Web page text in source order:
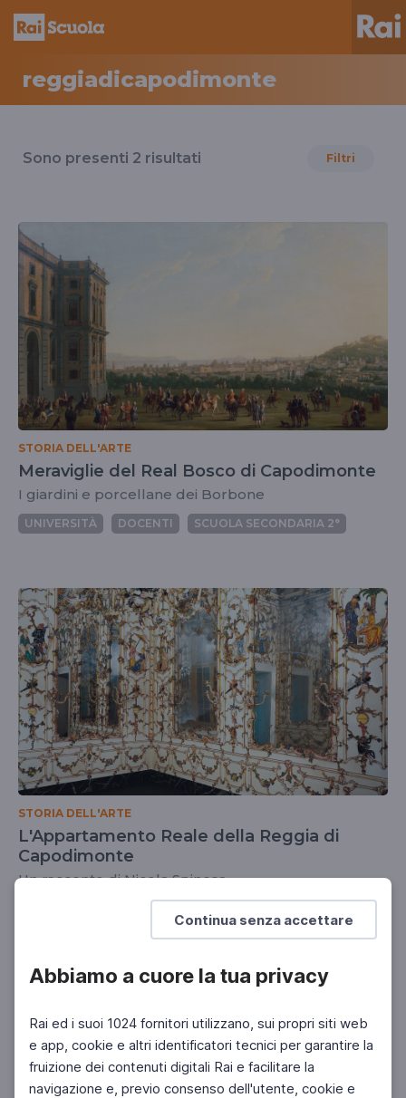
Continua senza accettare
Abbiamo a cuore la tua privacy
Rai ed i suoi 1024 fornitori utilizzano, sui propri siti web
e app, cookie e altri identificatori tecnici per garantire la
fruizione dei contenuti digitali Rai e facilitare la
navigazione e, previo consenso dell'utente, cookie e
reggiadicapodimonte
il
reggiadicapodimonte
Sono presenti 2 risultati Filtri
STORIA DELL'ARTE
Meraviglie del Real Bosco di Capodimonte
I giardini e porcellane dei Borbone
UNIVERSITÀ DOCENTI SCUOLA SECONDARIA 2°
STORIA DELL'ARTE
L'Appartamento Reale della Reggia di
Capodimonte
Un racconto di Nicola Spinosa